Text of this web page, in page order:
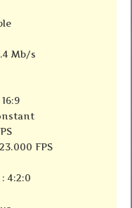
Mb/s
FPS
4:2:0